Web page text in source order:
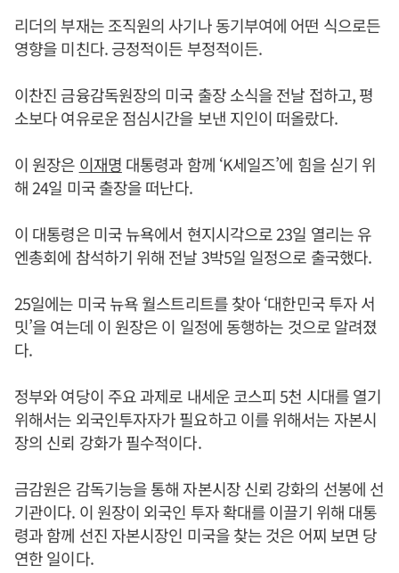
리더의 부재는 조직원의 사기나 동기부여에 어떤 식으로든
영향을 미친다. 긍정적이든 부정적이든.
이찬진 금융감독원장의 미국 출장 소식을 전날 접하고, 평
소보다 여유로운 점심시간을 보낸 지인이 떠올랐다.
이 원장은 이재명 대통령과 함께 ‘K세일즈’에 힘을 싣기 위
해 24일 미국 출장을 떠난다.
이 대통령은 미국 뉴욕에서 현지시각으로 23일 열리는 유
엔총회에 참석하기 위해 전날 3박5일 일정으로 출국했다.
25일에는 미국 뉴욕 월스트리트를 찾아 ‘대한민국 투자 서
밋’을 여는데 이 원장은 이 일정에 동행하는 것으로 알려졌
다.
정부와 여당이 주요 과제로 내세운 코스피 5천 시대를 열기
위해서는 외국인투자자가 필요하고 이를 위해서는 자본시
장의 신뢰 강화가 필수적이다.
금감원은 감독기능을 통해 자본시장 신뢰 강화의 선봉에 선
기관이다. 이 원장이 외국인 투자 확대를 이끌기 위해 대통
령과 함께 선진 자본시장인 미국을 찾는 것은 어찌 보면 당
연한 일이다.